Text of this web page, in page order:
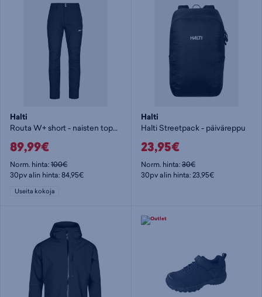
Halti
Routa W+ short - naisten toppahousut
89,99€
Norm. hinta:100€
30pv alin hinta: 84,95€
Useita kokoja
Halti
Halti Streetpack - päiväreppu
23,95€
Norm. hinta:30€
30pv alin hinta: 23,95€